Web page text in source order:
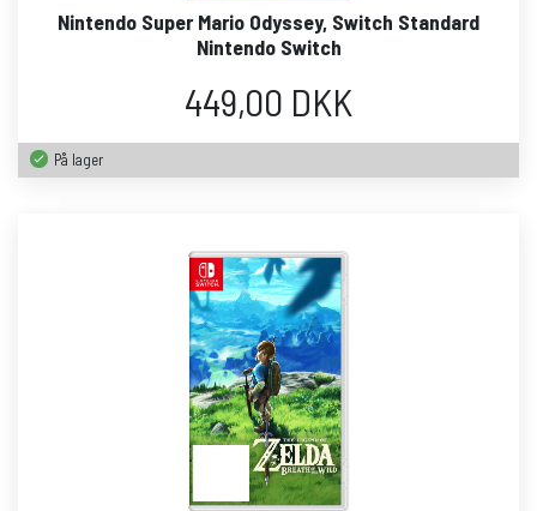
Nintendo Super Mario Odyssey, Switch Standard
Nintendo Switch
449,00 DKK
På lager